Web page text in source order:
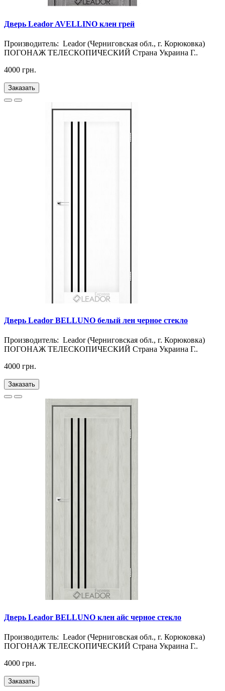
Дверь Leador AVELLINO клен грей
Производитель: Leador (Черниговская обл., г. Корюковка)
ПОГОНАЖ ТЕЛЕСКОПИЧЕСКИЙ Страна Украина Г..
4000 грн.
Заказать
Дверь Leador BELLUNO белый лен черное стекло
Производитель: Leador (Черниговская обл., г. Корюковка)
ПОГОНАЖ ТЕЛЕСКОПИЧЕСКИЙ Страна Украина Г..
4000 грн.
Заказать
Дверь Leador BELLUNO клен айс черное стекло
Производитель: Leador (Черниговская обл., г. Корюковка)
ПОГОНАЖ ТЕЛЕСКОПИЧЕСКИЙ Страна Украина Г..
4000 грн.
Заказать